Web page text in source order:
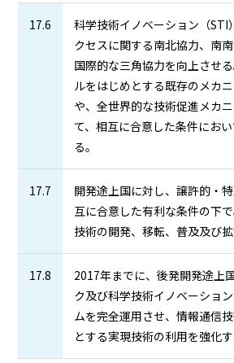
17.6
科学技術イノベーション（STI
クセスに関する南北協力、南
国際的な三角協力を向上させ
ルをはじめとする既存のメカ
や、全世界的な技術促進メカ
て、相互に合意した条件にお
る。
17.7
開発途上国に対し、譲許的・
互に合意した有利な条件の下
技術の開発、移転、普及及び拡
17.8
2017年までに、後発開発途上
ク及び科学技術イノベーショ
ムを完全運用させ、情報通信
とする実現技術の利用を強化す